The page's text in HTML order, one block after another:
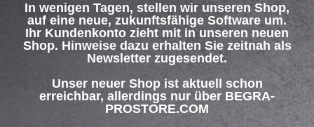
In wenigen Tagen, stellen wir unseren Shop,
auf eine neue, zukunftsfähige Software um.
Ihr Kundenkonto zieht mit in unseren neuen
Shop. Hinweise dazu erhalten Sie zeitnah als
Newsletter zugesendet.
Unser neuer Shop ist aktuell schon
erreichbar, allerdings nur über BEGRA-
PROSTORE.COM
SERVICE HOTLINE
SHOP SERVICE